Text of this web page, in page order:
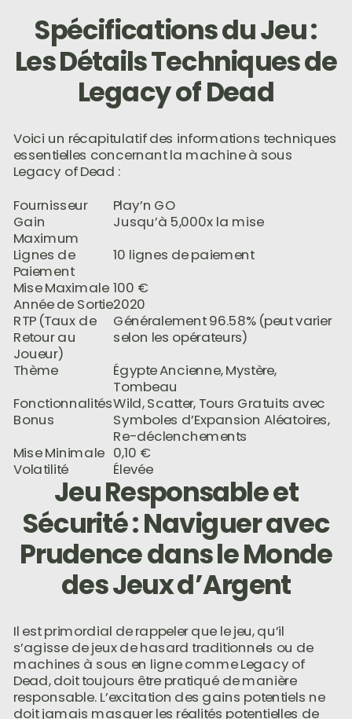
Spécifications du Jeu :
Les Détails Techniques de
Legacy of Dead
Voici un récapitulatif des informations techniques
essentielles concernant la machine à sous
Legacy of Dead :
Fournisseur
Play’n GO
Gain
Maximum
Jusqu’à 5,000x la mise
Lignes de
Paiement
10 lignes de paiement
Mise Maximale 100 €
Année de Sortie2020
RTP (Taux de
Retour au
Joueur)
Généralement 96.58% (peut varier
selon les opérateurs)
Thème
Égypte Ancienne, Mystère,
Tombeau
Fonctionnalités
Bonus
Wild, Scatter, Tours Gratuits avec
Symboles d’Expansion Aléatoires,
Re-déclenchements
Mise Minimale 0,10 €
Volatilité Élevée
Jeu Responsable et
Sécurité : Naviguer avec
Prudence dans le Monde
des Jeux d’Argent
Il est primordial de rappeler que le jeu, qu’il
s’agisse de jeux de hasard traditionnels ou de
machines à sous en ligne comme Legacy of
Dead, doit toujours être pratiqué de manière
responsable. L’excitation des gains potentiels ne
doit jamais masquer les réalités potentielles de